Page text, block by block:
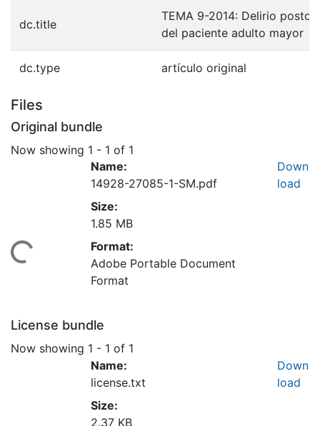
dc.title
TEMA 9-2014: Delirio
del paciente adulto mayor
dc.type artículo original
Files
Original bundle
Now showing 1 - 1 of 1
Name:
14928-27085-1-SM.pdf
Size:
1.85 MB
Format:
Adobe Portable Document
Format
Down
load
License bundle
Now showing 1 - 1 of 1
Name:
license.txt
Size:
2.37 KB
Down
load